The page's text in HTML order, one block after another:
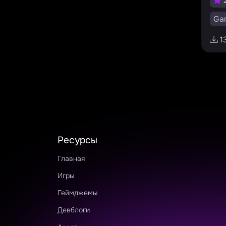
Ресурсы
Главная
Игры
Геймджемы
Девблоги